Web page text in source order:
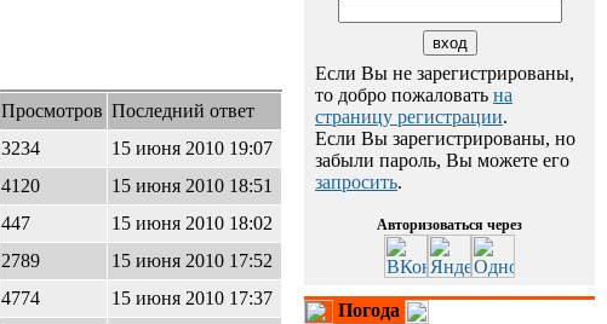
Просмотров Последний ответ
3234
15 июня 2010 19:07
4120
15 июня 2010 18:51
447
15 июня 2010 18:02
2789
15 июня 2010 17:52
4774
15 июня 2010 17:37
Если Вы не зарегистрированы,
то добро пожаловать на
страницу регистрации.
Если Вы зарегистрированы, но
забыли пароль, Вы можете его
запросить.
Авторизоваться через
Погода